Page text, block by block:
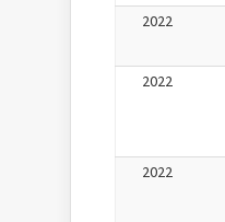
2022
2022
2022